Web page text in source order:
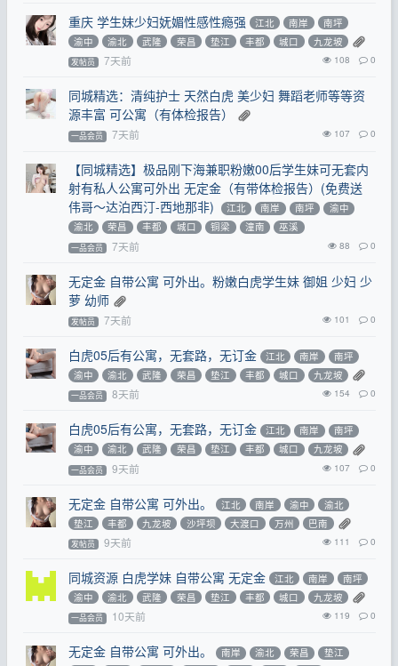
重庆 学生妹少妇妩媚性感性瘾强 江北 南岸
南坪
渝中
渝北 武隆 荣昌 垫江 丰都 城口 九龙坡
发帖员 7天前 108 0
同城精选：清纯护士 天然白虎 美少妇 舞蹈老师等等资
源丰富 可公寓（有体检报告）
一品会员 7天前 107 0
【同城精选】极品刚下海兼职粉嫩00后学生妹可无套内
射有私人公寓可外出 无定金（有带体检报告）(免费送
伟哥～达泊西汀-西地那非)
江北 南岸 南坪
渝中
渝北
荣昌 丰都 城口 铜梁 潼南 巫溪
一品会员 7天前 88 0
无定金 自带公寓 可外出。粉嫩白虎学生妹 御姐 少妇 少
萝 幼师
发帖员 7天前 101 0
白虎05后有公寓，无套路，无订金 江北 南岸
南坪
渝中
渝北 武隆 荣昌 垫江 丰都 城口 九龙坡
一品会员 8天前 154 0
白虎05后有公寓，无套路，无订金 江北 南岸
南坪
渝中
渝北 武隆 荣昌 垫江 丰都 城口 九龙坡
一品会员 9天前 107 0
无定金 自带公寓 可外出。 江北 南岸 渝中
渝北
垫江
丰都 九龙坡 沙坪坝 大渡口 万州 巴南
发帖员 9天前 111 0
同城资源 白虎学妹 自带公寓 无定金 江北 南岸
南坪
渝中
渝北 武隆 荣昌 垫江 丰都 城口 九龙坡
一品会员 10天前 119 0
无定金 自带公寓 可外出。 南岸 渝北 荣昌
垫江